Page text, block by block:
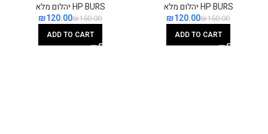
HP BURS יהלום מלא
₪150.00
₪120.00
ADD TO CART
HP BURS יהלום מלא
₪150.00
₪120.00
ADD TO CART